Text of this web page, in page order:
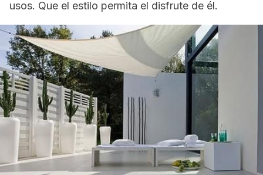
usos. Que el estilo permita el disfrute de él.